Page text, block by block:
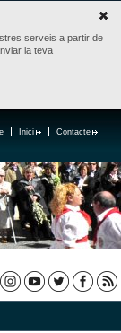
serveis a partir de
la teva
Contacte
Inici